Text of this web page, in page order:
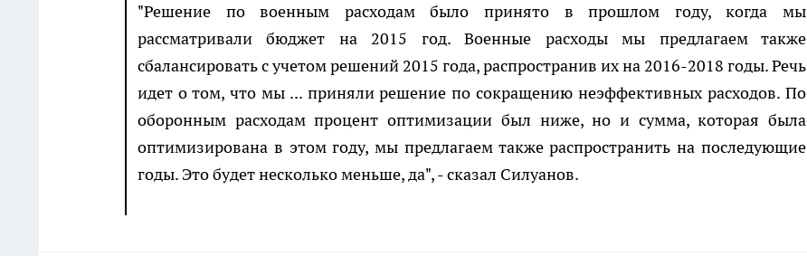
"Решение по военным расходам было принято в прошлом году, когда мы
рассматривали бюджет на 2015 год. Военные расходы мы предлагаем также
сбалансировать с учетом решений 2015 года, распространив их на 2016-2018 годы. Речь
идет о том, что мы ... приняли решение по сокращению неэффективных расходов. По
оборонным расходам процент оптимизации был ниже, но и сумма, которая была
оптимизирована в этом году, мы предлагаем также распространить на последующие
годы. Это будет несколько меньше, да", - сказал Силуанов.